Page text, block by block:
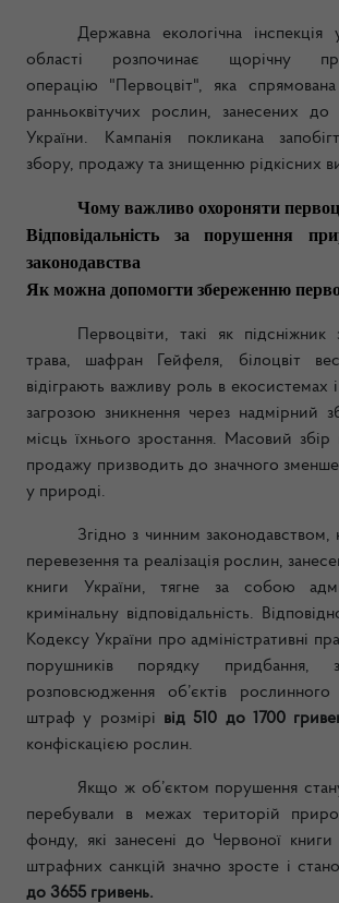
Державна екологічна інспекція
області розпочинає щорічну
операцію "Первоцвіт", яка
ранньоквітучих рослин, занесених до
України. Кампанія покликана
збору, продажу та знищенню рідкісних
Чому важливо охороняти
Відповідальність за порушення
законодавства
Як можна допомогти збереженню
Первоцвіти, такі як
трава, шафран Гейфеля, білоцвіт
відіграють важливу роль в екосистемах
загрозою зникнення через надмірний
місць їхнього зростання. Масовий
продажу призводить до значного
у природі.
Згідно з чинним законодавством,
перевезення та реалізація рослин,
книги України, тягне за собою
кримінальну відповідальність.
Кодексу України про адміністративні
порушників порядку
розповсюдження об’єктів рослинного
штраф у розмірі від 510 до 1700
конфіскацією рослин.
Якщо ж об’єктом порушення
перебували в межах територій
фонду, які занесені до Червоної книги
штрафних санкцій значно зросте і
до 3655 гривень.